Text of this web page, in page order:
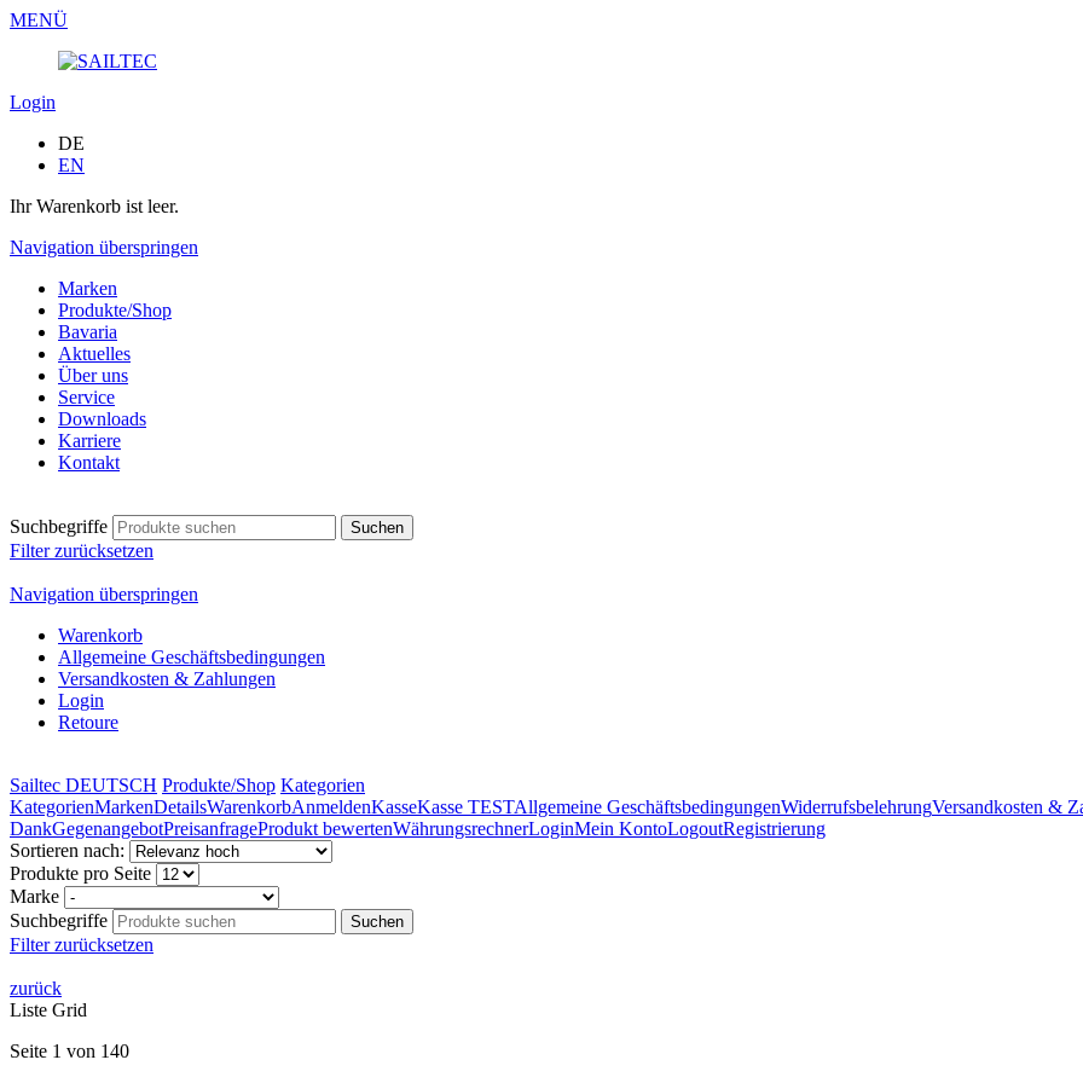
MENÜ
Login
DE
EN
Ihr Warenkorb ist leer.
Navigation überspringen
Marken
Produkte/Shop
Bavaria
Aktuelles
Über uns
Service
Downloads
Karriere
Kontakt
Suchbegriffe
Filter zurücksetzen
Navigation überspringen
Warenkorb
Allgemeine Geschäftsbedingungen
Versandkosten & Zahlungen
Login
Retoure
Sailtec DEUTSCH Produkte/Shop Kategorien
KategorienMarkenDetailsWarenkorbAnmeldenKasseKasse TESTAllgemeine GeschäftsbedingungenWiderrufsbelehrungVersandkosten &
DankGegenangebotPreisanfrageProdukt bewertenWährungsrechnerLoginMein KontoLogoutRegistrierung
Sortieren nach:
Produkte pro Seite
Marke
Suchbegriffe
Filter zurücksetzen
zurück
Liste Grid
Seite 1 von 140